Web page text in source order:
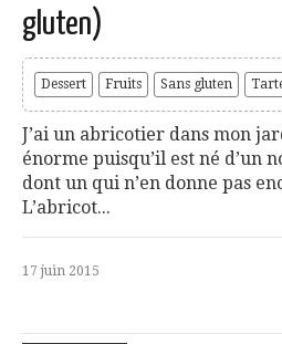
gluten)
Dessert Fruits Sans gluten
J’ai un abricotier dans mon
énorme puisqu’il est né d’un
dont un qui n’en donne pas
L’abricot...
17 juin 2015